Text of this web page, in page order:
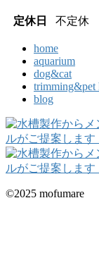
定休日 不定休
home
aquarium
dog&cat
trimming&pet
blog
©2025 mofumare